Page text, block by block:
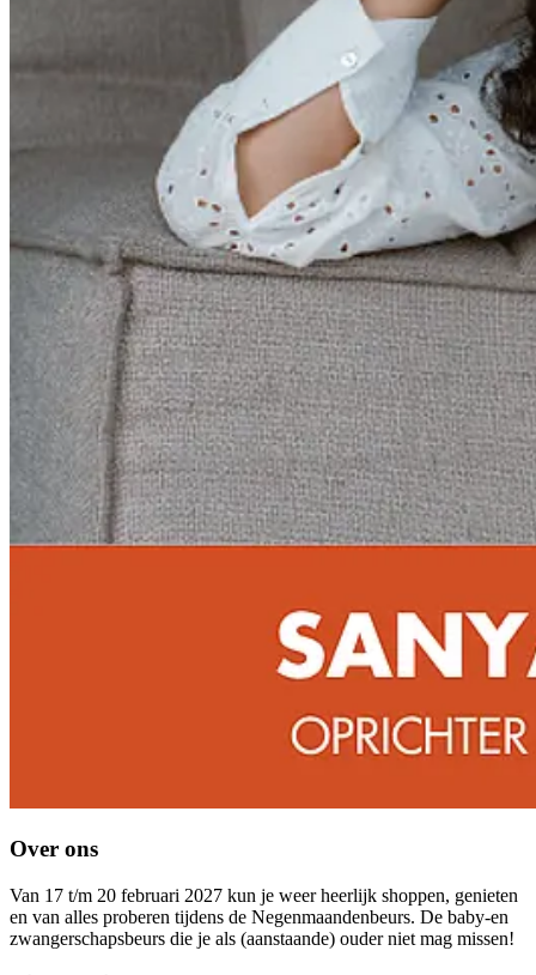
Over ons
Van 17 t/m 20 februari 2027 kun je weer heerlijk shoppen, genieten
en van alles proberen tijdens de Negenmaandenbeurs. De baby-en
zwangerschapsbeurs die je als (aanstaande) ouder niet mag missen!